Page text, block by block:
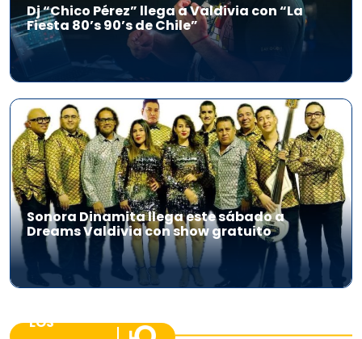
Dj “Chico Pérez” llega a Valdivia con “La
Fiesta 80’s 90’s de Chile”
Sonora Dinamita llega este sábado a
Dreams Valdivia con show gratuito
LOS